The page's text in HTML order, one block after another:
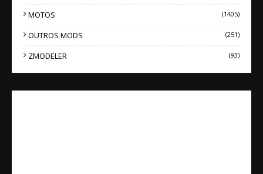
MOTOS (1405)
OUTROS MODS (251)
ZMODELER (93)